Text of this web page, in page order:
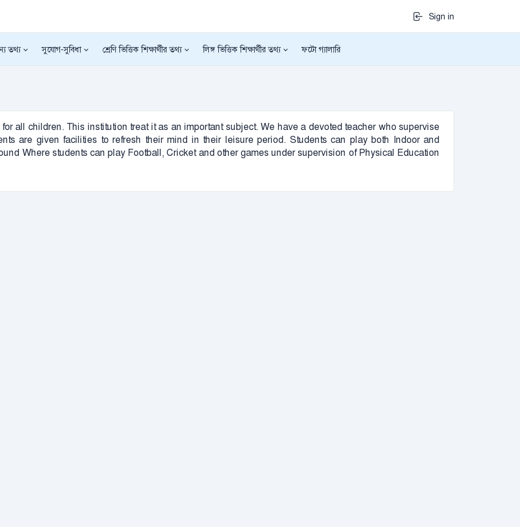
Sign in
তথ্য সুযোগ-সুবিধা শ্রেণি ভিত্তিক শিক্ষার্থীর তথ্য লিঙ্গ ভিত্তিক শিক্ষার্থীর তথ্য ফটো গ্যালারি
all children. This institution treat it as an important subject. We have a devoted teacher who supervise
are given facilities to refresh their mind in their leisure period. Students can play both Indoor and
Where students can play Football, Cricket and other games under supervision of Physical Education